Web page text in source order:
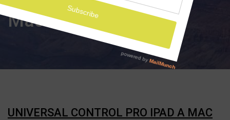
www.ilumio.cz MacOS
MacOS
UNIVERSAL CONTROL PRO IPAD A MAC